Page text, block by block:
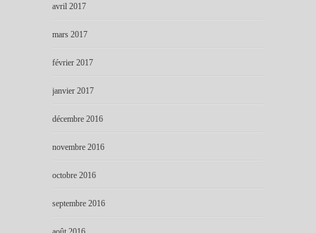
avril 2017
mars 2017
février 2017
janvier 2017
décembre 2016
novembre 2016
octobre 2016
septembre 2016